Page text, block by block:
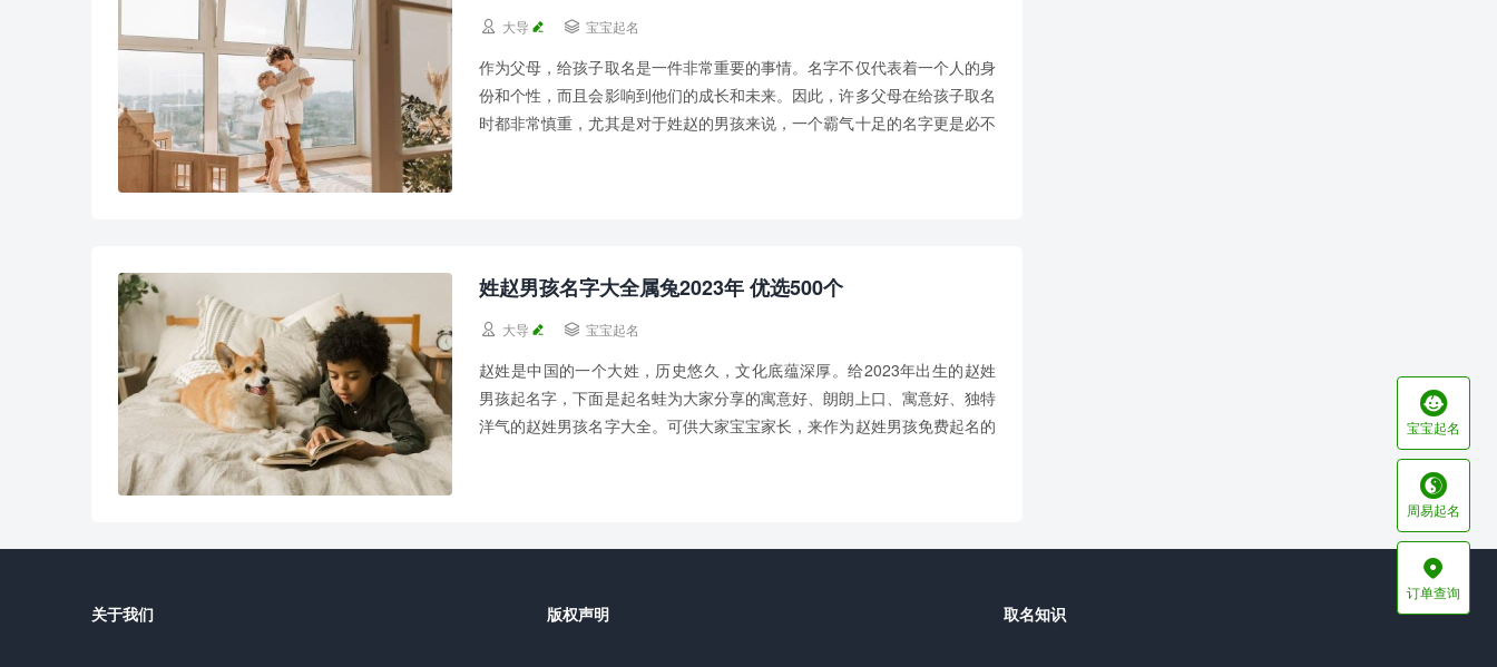
 大导  宝宝起名
作为父母，给孩子取名是一件非常重要的事情。名字不仅代表着一个人的身
份和个性，而且会影响到他们的成长和未来。因此，许多父母在给孩子取名
时都非常慎重，尤其是对于姓赵的男孩来说，一个霸气十足的名字更是必不
姓赵男孩名字大全属兔2023年 优选500个
 大导  宝宝起名
赵姓是中国的一个大姓，历史悠久，文化底蕴深厚。给2023年出生的赵姓
男孩起名字，下面是起名蛙为大家分享的寓意好、朗朗上口、寓意好、独特
洋气的赵姓男孩名字大全。可供大家宝宝家长，来作为赵姓男孩免费起名的

宝宝起名

周易起名

订单查询
关于我们 版权声明 取名知识